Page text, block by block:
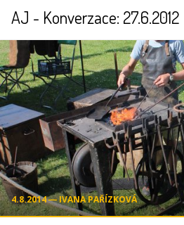
AJ - Konverzace: 27.6.2012
4.8.2014 ― IVANA PAŘÍZKOVÁ